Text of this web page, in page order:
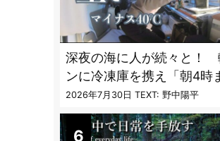
深夜の海に人が続々と！
ンに冷凍庫を携え「朝4時
タルイカ掬い」の奮闘記
2026年7月30日 TEXT: 野中陽平